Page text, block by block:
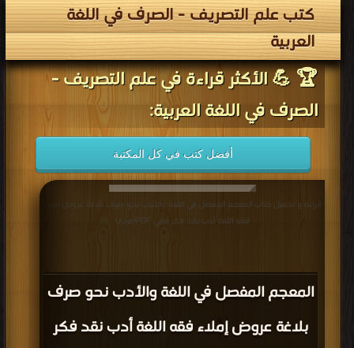
كتب علم التصريف - الصرف في اللغة
العربية
🏆 💪 الأكثر قراءة في علم التصريف -
الصرف في اللغة العربية:
أفضل كتب في كل المكتبة
المعجم المفصل في اللغة والأدب نحو صرف
بلاغة عروض إملاء فقه اللغة أدب نقد فكر
قراءة و تحميل كتاب المعجم المفصل في اللغة والأدب نحو صرف بلاغة عروض إملاء
فقه اللغة أدب نقد فكر أدبي PDF مجانا